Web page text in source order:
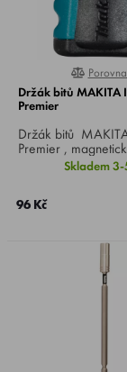
100%
Držák bitů MAKITA
Premier
Držák bitů
Premier ,
HEX 1/4".Skladem 3-
96 Kč